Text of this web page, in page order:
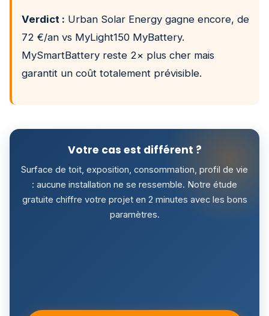
Verdict : Urban Solar Energy gagne encore, de
72 €/an vs MyLight150 MyBattery.
MySmartBattery reste 2× plus cher mais
garantit un coût totalement prévisible.
Votre cas est différent ?
Surface de toit, exposition, consommation, profil de vie
: aucune installation ne se ressemble. Notre étude
gratuite chiffre votre projet en 2 minutes avec les bons
paramètres.